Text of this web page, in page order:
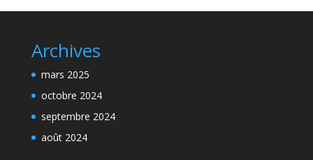
Archives
mars 2025
octobre 2024
septembre 2024
août 2024